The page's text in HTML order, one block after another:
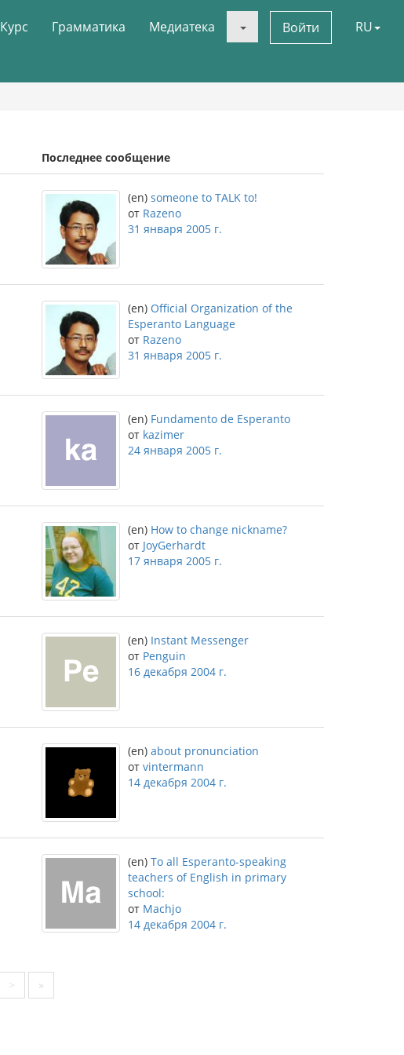
Курс Грамматика Медиатека Войти RU
Последнее сообщение
(en) someone to TALK to!
от Razeno
31 января 2005 г.
(en) Official Organization of the
Esperanto Language
от Razeno
31 января 2005 г.
(en) Fundamento de Esperanto
от kazimer
24 января 2005 г.
(en) How to change nickname?
от JoyGerhardt
17 января 2005 г.
(en) Instant Messenger
от Penguin
16 декабря 2004 г.
(en) about pronunciation
от vintermann
14 декабря 2004 г.
(en) To all Esperanto-speaking
teachers of English in primary
school:
от Machjo
14 декабря 2004 г.
> »